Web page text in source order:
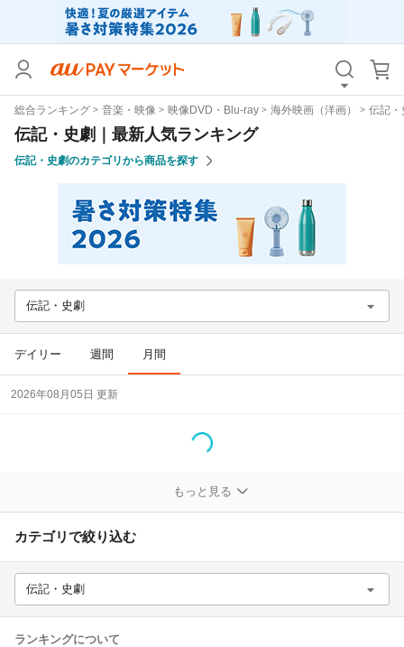
総合ランキング 音楽・映像 映像DVD・Blu-ray 海外映画（洋画） 伝記・
伝記・史劇｜最新人気ランキング
伝記・史劇のカテゴリから商品を探す
伝記・史劇
デイリー 週間 月間
2026年08月05日 更新
もっと見る
カテゴリで絞り込む
伝記・史劇
ランキングについて
カテゴリ すべて
価格 すべて
支払い方法
その他の条件
送料無料 タイムセール
サンキュー配送対象
キーワード